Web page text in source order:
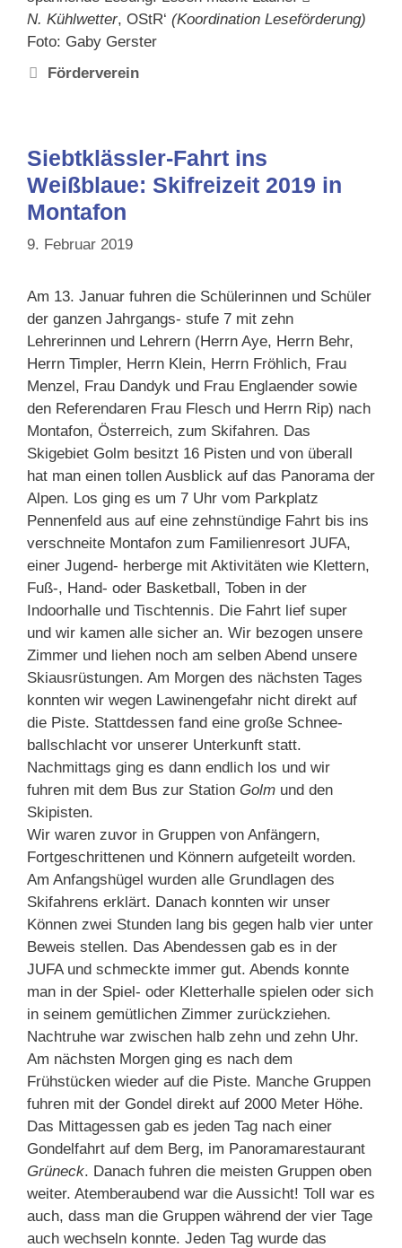
N. Kühlwetter, OStR‘ (Koordination Leseförderung)
Foto: Gaby Gerster
Schlagwörter
Förderverein
Siebtklässler-Fahrt ins
Weißblaue: Skifreizeit 2019 in
Montafon
9. Februar 2019
Am 13. Januar fuhren die Schülerinnen und Schüler
der ganzen Jahrgangs- stufe 7 mit zehn
Lehrerinnen und Lehrern (Herrn Aye, Herrn Behr,
Herrn Timpler, Herrn Klein, Herrn Fröhlich, Frau
Menzel, Frau Dandyk und Frau Englaender sowie
den Referendaren Frau Flesch und Herrn Rip) nach
Montafon, Österreich, zum Skifahren. Das
Skigebiet Golm besitzt 16 Pisten und von überall
hat man einen tollen Ausblick auf das Panorama der
Alpen. Los ging es um 7 Uhr vom Parkplatz
Pennenfeld aus auf eine zehnstündige Fahrt bis ins
verschneite Montafon zum Familienresort JUFA,
einer Jugend- herberge mit Aktivitäten wie Klettern,
Fuß-, Hand- oder Basketball, Toben in der
Indoorhalle und Tischtennis. Die Fahrt lief super
und wir kamen alle sicher an. Wir bezogen unsere
Zimmer und liehen noch am selben Abend unsere
Skiausrüstungen. Am Morgen des nächsten Tages
konnten wir wegen Lawinengefahr nicht direkt auf
die Piste. Stattdessen fand eine große Schnee-
ballschlacht vor unserer Unterkunft statt.
Nachmittags ging es dann endlich los und wir
fuhren mit dem Bus zur Station Golm und den
Skipisten.
Wir waren zuvor in Gruppen von Anfängern,
Fortgeschrittenen und Könnern aufgeteilt worden.
Am Anfangshügel wurden alle Grundlagen des
Skifahrens erklärt. Danach konnten wir unser
Können zwei Stunden lang bis gegen halb vier unter
Beweis stellen. Das Abendessen gab es in der
JUFA und schmeckte immer gut. Abends konnte
man in der Spiel- oder Kletterhalle spielen oder sich
in seinem gemütlichen Zimmer zurückziehen.
Nachtruhe war zwischen halb zehn und zehn Uhr.
Am nächsten Morgen ging es nach dem
Frühstücken wieder auf die Piste. Manche Gruppen
fuhren mit der Gondel direkt auf 2000 Meter Höhe.
Das Mittagessen gab es jeden Tag nach einer
Gondelfahrt auf dem Berg, im Panoramarestaurant
Grüneck. Danach fuhren die meisten Gruppen oben
weiter. Atemberaubend war die Aussicht! Toll war es
auch, dass man die Gruppen während der vier Tage
auch wechseln konnte. Jeden Tag wurde das